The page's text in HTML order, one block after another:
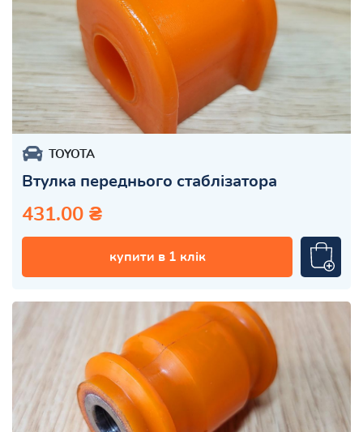
TOYOTA
Втулка переднього стаблізатора
431.00 ₴
купити в 1 клік